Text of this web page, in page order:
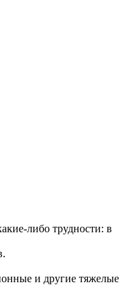
либо трудности: в
и другие тяжелые